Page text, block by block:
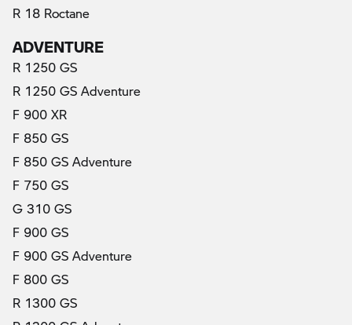
R 18 Roctane
ADVENTURE
R 1250 GS
R 1250 GS Adventure
F 900 XR
F 850 GS
F 850 GS Adventure
F 750 GS
G 310 GS
F 900 GS
F 900 GS Adventure
F 800 GS
R 1300 GS